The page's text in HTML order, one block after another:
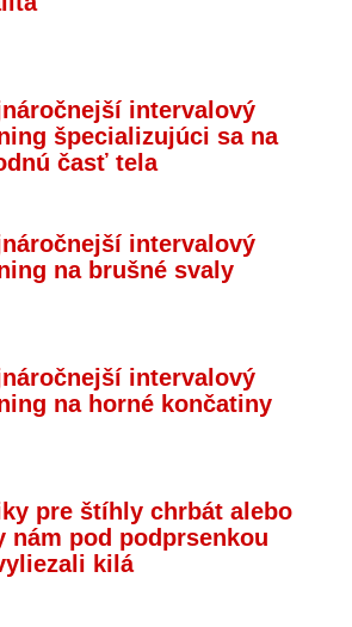
intervalový
špecializujúci sa na
časť tela
intervalový
na brušné svaly
intervalový
na horné končatiny
pre štíhly chrbát alebo
nám pod podprsenkou
kilá